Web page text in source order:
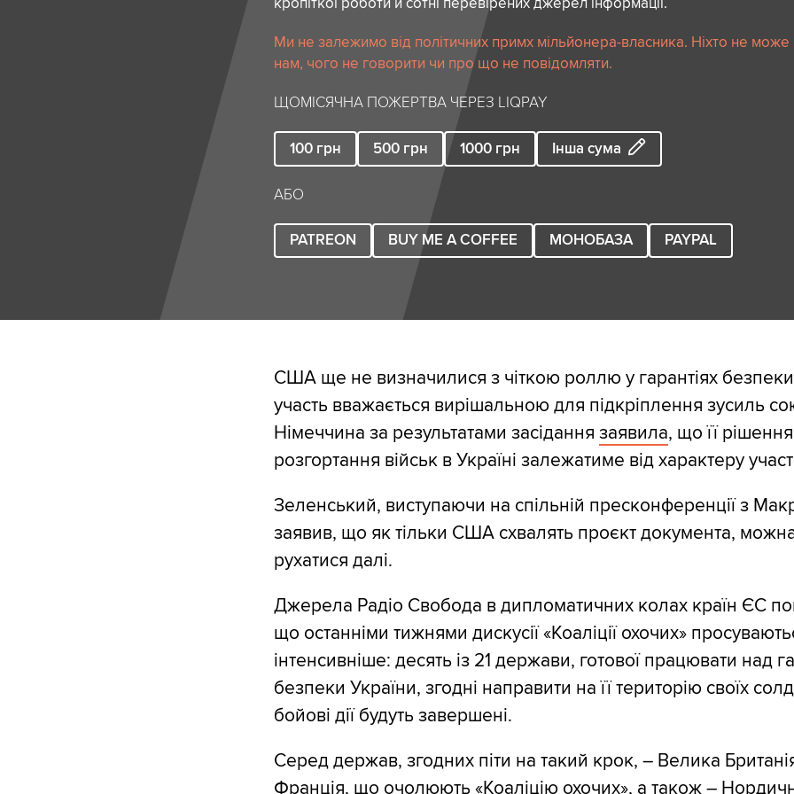
кропіткої роботи й сотні перевірених джерел інформації.
Ми не залежимо від політичних примх мільйонера-власника. Ніхто не може
нам, чого не говорити чи про що не повідомляти.
ЩОМІСЯЧНА ПОЖЕРТВА ЧЕРЕЗ LIQPAY
100 грн 500 грн 1000 грн Інша сума
АБО
PATREON BUY ME A COFFEE МОНОБАЗА PAYPAL
США ще не визначилися з чіткою роллю у гарантіях
участь вважається вирішальною для підкріплення зусиль
Німеччина за результатами засідання заявила, що її
розгортання військ в Україні залежатиме від характеру
Зеленський, виступаючи на спільній пресконференції з
заявив, що як тільки США схвалять проєкт документа,
рухатися далі.
Джерела Радіо Свобода в дипломатичних колах країн ЄС
що останніми тижнями дискусії «Коаліції охочих»
інтенсивніше: десять із 21 держави, готової працювати над
безпеки України, згодні направити на її територію своїх
бойові дії будуть завершені.
Серед держав, згодних піти на такий крок, – Велика
Франція, що очолюють «Коаліцію охочих», а також –